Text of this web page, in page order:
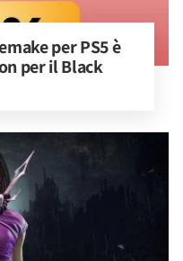
per PS5 è
per il Black